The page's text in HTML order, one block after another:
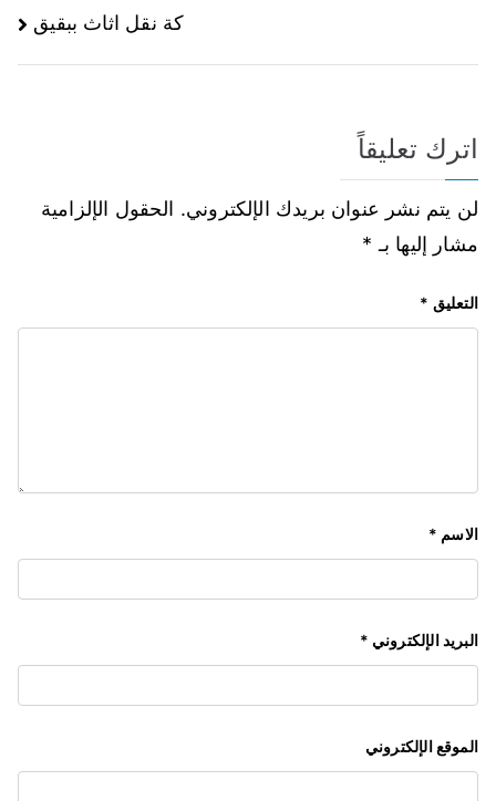
كة نقل اثاث ببقيق
اترك تعليقاً
لن يتم نشر عنوان بريدك الإلكتروني. الحقول الإلزامية
مشار إليها بـ *
التعليق *
الاسم *
البريد الإلكتروني *
الموقع الإلكتروني